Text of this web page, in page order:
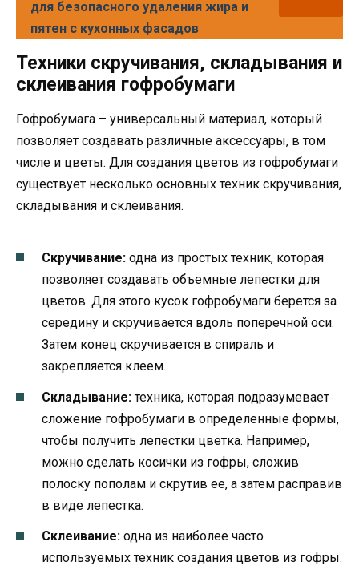
для безопасного удаления жира и
пятен с кухонных фасадов
Техники скручивания, складывания и
склеивания гофробумаги
Гофробумага – универсальный материал, который
позволяет создавать различные аксессуары, в том
числе и цветы. Для создания цветов из гофробумаги
существует несколько основных техник скручивания,
складывания и склеивания.
Скручивание: одна из простых техник, которая
позволяет создавать объемные лепестки для
цветов. Для этого кусок гофробумаги берется за
середину и скручивается вдоль поперечной оси.
Затем конец скручивается в спираль и
закрепляется клеем.
Складывание: техника, которая подразумевает
сложение гофробумаги в определенные формы,
чтобы получить лепестки цветка. Например,
можно сделать косички из гофры, сложив
полоску пополам и скрутив ее, а затем расправив
в виде лепестка.
Склеивание: одна из наиболее часто
используемых техник создания цветов из гофры.